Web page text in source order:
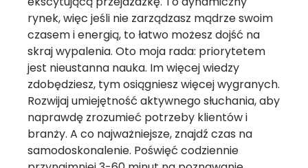
rynek, więc jeśli nie zarządzasz mądrze swoim
czasem i energią, to łatwo możesz dojść na
skraj wypalenia. Oto moja rada: priorytetem
jest nieustanna nauka. Im więcej wiedzy
zdobędziesz, tym osiągniesz więcej wygranych.
Rozwijaj umiejętność aktywnego słuchania, aby
naprawdę zrozumieć potrzeby klientów i
branży. A co najważniejsze, znajdź czas na
samodoskonalenie. Poświęć codziennie